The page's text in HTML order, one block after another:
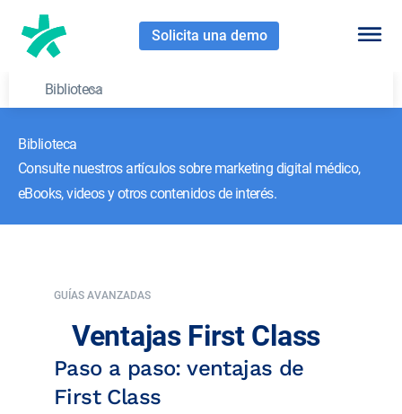
Solicita una demo
Biblioteca
Biblioteca
Consulte nuestros artículos sobre marketing digital médico,
eBooks, videos y otros contenidos de interés.
GUÍAS AVANZADAS
Ventajas First Class
Paso a paso: ventajas de
First Class